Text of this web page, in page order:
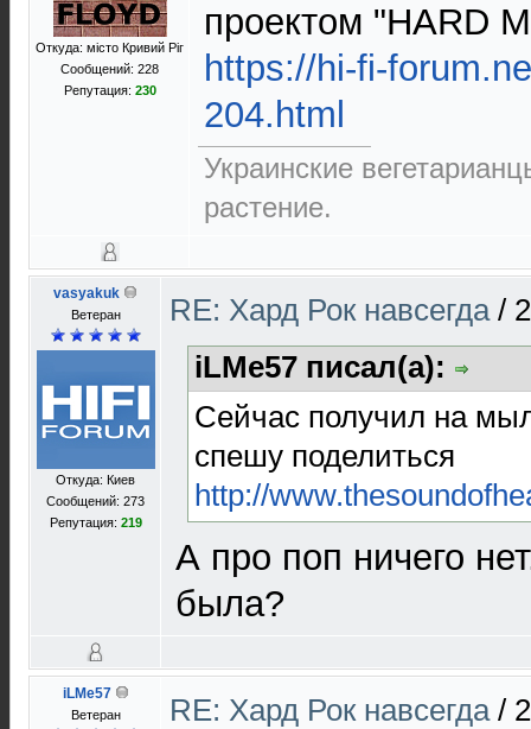
Откуда: місто Кривий Ріг
Сообщений: 228
Репутация: 230
проектом "HARD
https://hi-fi-
204.html
Украинские
растение.
vasyakuk
Ветеран
Откуда: Киев
Сообщений: 273
Репутация: 219
RE: Хард Рок навсегда /
iLMe57 писал(а):
Сейчас получил на
спешу поделиться
http://
А про поп ничего
была?
iLMe57
Ветеран RE: Хард Рок навсегда /